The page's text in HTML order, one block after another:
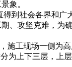
象。
社会各界和广
、攻坚克难，为
工现场一侧为高
为上下三层，上